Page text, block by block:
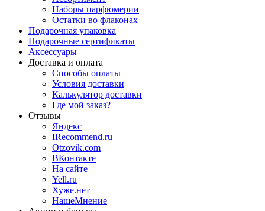
Наборы парфюмерии
Остатки во флаконах
Подарочная упаковка
Подарочные сертификаты
Аксессуары
Доставка и оплата
Способы оплаты
Условия доставки
Калькулятор доставки
Где мой заказ?
Отзывы
Яндекс
IRecommend.ru
Otzovik.com
ВКонтакте
На сайте
Yell.ru
Хуже.нет
НашеМнение